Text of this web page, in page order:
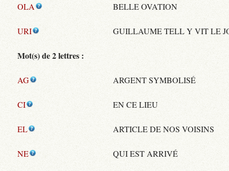
OLA BELLE OVATION
URI GUILLAUME TELL Y VIT LE
Mot(s) de 2 lettres :
AG ARGENT SYMBOLISÉ
CI EN CE LIEU
EL ARTICLE DE NOS VOISINS
NE QUI EST ARRIVÉ